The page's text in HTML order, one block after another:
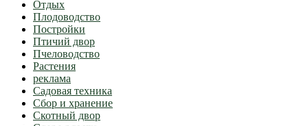
Отдых
Плодоводство
Постройки
Птичий двор
Пчеловодство
Растения
реклама
Садовая техника
Сбор и хранение
Скотный двор